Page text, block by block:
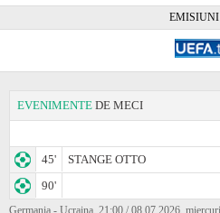
EVENIMENTE DE MECI
45'
STANGE OTTO
90'
Germania - Ucraina, 21:00 / 08.07.2026,